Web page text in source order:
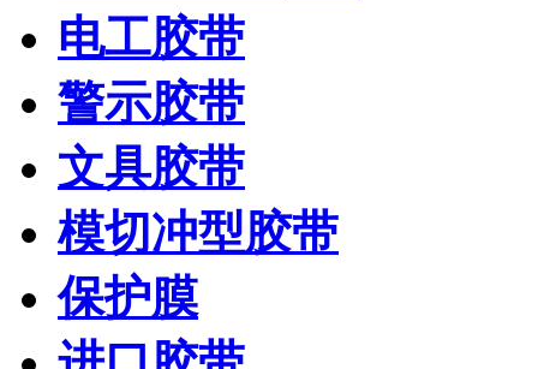
电工胶带
警示胶带
文具胶带
模切冲型胶带
保护膜